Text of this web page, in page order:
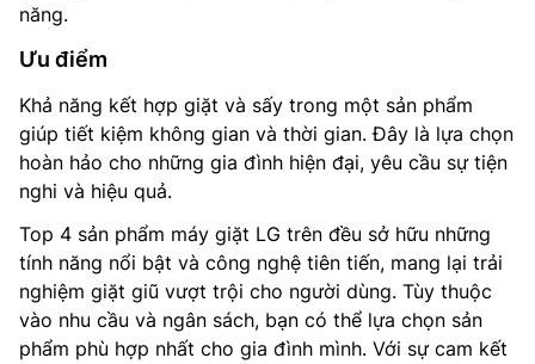
năng.
Ưu điểm
Khả năng kết hợp giặt và sấy trong một sản phẩm
giúp tiết kiệm không gian và thời gian. Đây là lựa chọn
hoàn hảo cho những gia đình hiện đại, yêu cầu sự tiện
nghi và hiệu quả.
Top 4 sản phẩm máy giặt LG trên đều sở hữu những
tính năng nổi bật và công nghệ tiên tiến, mang lại trải
nghiệm giặt giũ vượt trội cho người dùng. Tùy thuộc
vào nhu cầu và ngân sách, bạn có thể lựa chọn sản
phẩm phù hợp nhất cho gia đình mình. Với sự cam kết